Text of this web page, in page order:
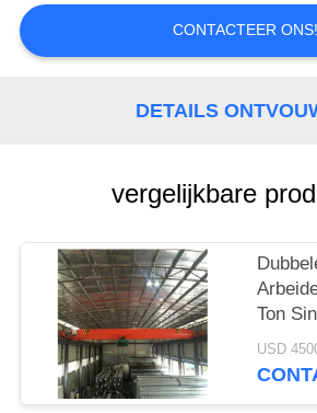
SITEMAP
CONTACTEER ONS!
DETAILS
vergelijkbare
Ton
Bridge